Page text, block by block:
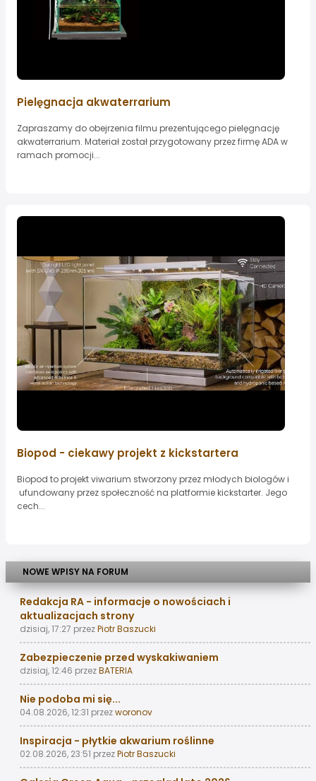
Pielęgnacja akwaterrarium
Zapraszamy do obejrzenia filmu prezentującego pielęgnację
akwaterrarium. Materiał został przygotowany przez firmę ADA w
ramach promocji...
Biopod - ciekawy projekt z kickstartera
Biopod to projekt viwarium stworzony przez młodych biologów i
ufundowany przez społeczność na platformie kickstarter. Jego
cech...
NOWE WPISY NA FORUM
Redakcja RA - informacje o nowościach i
aktualizacjach strony
dzisiaj, 17:27 przezPiotr Baszucki
Zabezpieczenie przed wyskakiwaniem
dzisiaj, 12:46 przezBATERIA
Nie podoba mi się...
04.08.2026, 12:31 przezworonov
Inspiracja - płytkie akwarium roślinne
02.08.2026, 23:51 przezPiotr Baszucki